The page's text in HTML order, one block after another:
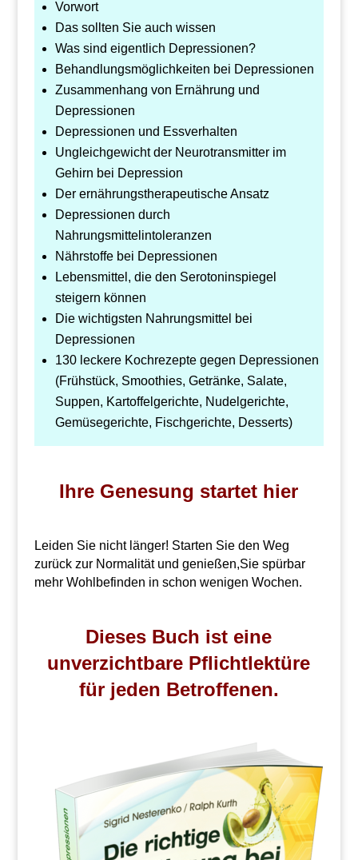
Vorwort
Das sollten Sie auch wissen
Was sind eigentlich Depressionen?
Behandlungsmöglichkeiten bei Depressionen
Zusammenhang von Ernährung und
Depressionen
Depressionen und Essverhalten
Ungleichgewicht der Neurotransmitter im
Gehirn bei Depression
Der ernährungstherapeutische Ansatz
Depressionen durch
Nahrungsmittelintoleranzen
Nährstoffe bei Depressionen
Lebensmittel, die den Serotoninspiegel
steigern können
Die wichtigsten Nahrungsmittel bei
Depressionen
130 leckere Kochrezepte gegen Depressionen
(Frühstück, Smoothies, Getränke, Salate,
Suppen, Kartoffelgerichte, Nudelgerichte,
Gemüsegerichte, Fischgerichte, Desserts)
Ihre Genesung startet hier
Leiden Sie nicht länger! Starten Sie den Weg
zurück zur Normalität und genießen,Sie spürbar
mehr Wohlbefinden in schon wenigen Wochen.
Dieses Buch ist eine
unverzichtbare Pflichtlektüre
für jeden Betroffenen.